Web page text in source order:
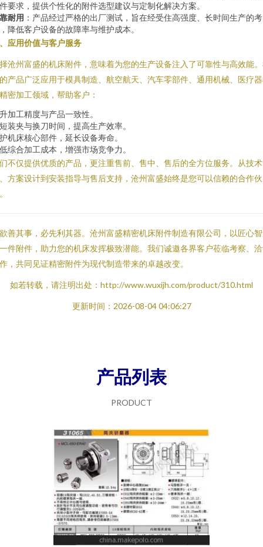
要求，提供个性化的附件选型建议与定制化解决方案。
耐用 ：产品经过严格的出厂测试，旨在经受住高强度、长时间生产的考
降低客户设备的故障率与维护成本。
应用价值与客户服务
沧州富盛的机床附件，意味着为您的生产设备注入了可靠性与高效能
产品广泛应用于模具制造、航空航天、汽车零部件、通用机械、医疗
密加工领域，帮助客户：
加工精度与产品一致性。
装夹与换刀时间，提高生产效率。
机床核心部件，延长设备寿命。
综合加工成本，增强市场竞争力。
不仅提供优质的产品，更注重售前、售中、售后的全方位服务。从技
方案设计到安装指导与售后支持，沧州富盛始终是您可以信赖的合作伙
善其事，必先利其器。沧州富盛精密机床附件制造有限公司，以匠心
件附件，助力您的机床发挥极致潜能。我们诚邀各界客户莅临考察、
，共同见证精密附件为现代制造带来的卓越改变。
如若转载，请注明出处：http://www.wuxijh.com/product/310.html
更新时间：2026-08-04 04:06:27
产品列表
PRODUCT